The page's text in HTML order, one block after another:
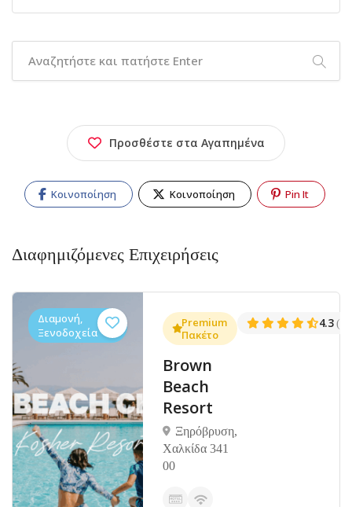
Προσθέστε στα Αγαπημένα
Κοινοποίηση Κοινοποίηση Pin It
Διαφημιζόμενες Επιχειρήσεις
(338)
Διαμονή,
Ξενοδοχεία
Premium
Πακέτο
Brown
Beach
Resort
Ξηρόβρυση,
Χαλκίδα 341
00
4.3